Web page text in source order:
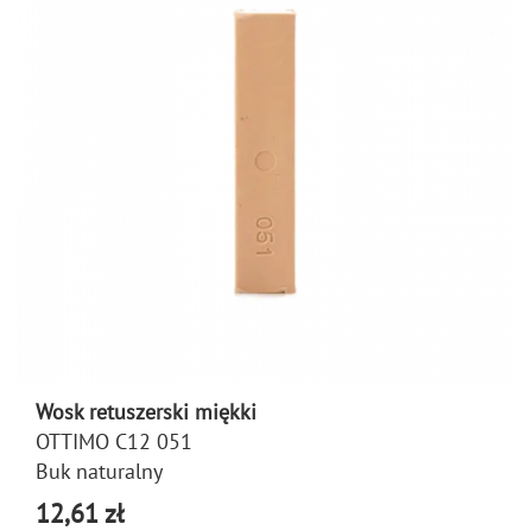
Wosk retuszerski miękki
OTTIMO C12 051
Buk naturalny
12,61 zł